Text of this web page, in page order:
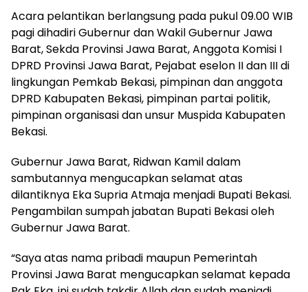
Acara pelantikan berlangsung pada pukul 09.00 WIB
pagi dihadiri Gubernur dan Wakil Gubernur Jawa
Barat, Sekda Provinsi Jawa Barat, Anggota Komisi I
DPRD Provinsi Jawa Barat, Pejabat eselon II dan III di
lingkungan Pemkab Bekasi, pimpinan dan anggota
DPRD Kabupaten Bekasi, pimpinan partai politik,
pimpinan organisasi dan unsur Muspida Kabupaten
Bekasi.
Gubernur Jawa Barat, Ridwan Kamil dalam
sambutannya mengucapkan selamat atas
dilantiknya Eka Supria Atmaja menjadi Bupati Bekasi.
Pengambilan sumpah jabatan Bupati Bekasi oleh
Gubernur Jawa Barat.
“Saya atas nama pribadi maupun Pemerintah
Provinsi Jawa Barat mengucapkan selamat kepada